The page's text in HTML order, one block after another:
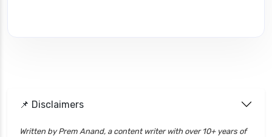
📌 Disclaimers
Written by Prem Anand, a content writer with over 10+ years of